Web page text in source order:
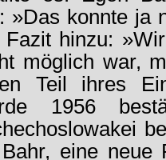
»Das konnte ja
Fazit hinzu:
möglich war,
Teil ihres
1956
eine neue